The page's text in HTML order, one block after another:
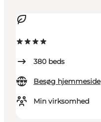
380 beds
Besøg hjemmeside
Min virksomhed